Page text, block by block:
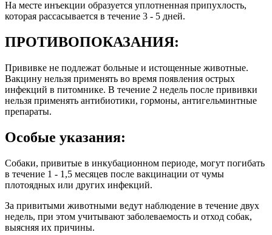
На месте инъекции образуется уплотненная припухлость,
которая рассасывается в течение 3 - 5 дней.
ПРОТИВОПОКАЗАНИЯ:
Прививке не подлежат больные и истощенные животные.
Вакцину нельзя применять во время появления острых
инфекций в питомнике. В течение 2 недель после прививки
нельзя применять антибиотики, гормоны, антигельминтные
препараты.
Особые указания:
Собаки, привитые в инкубационном периоде, могут погибать
в течение 1 - 1,5 месяцев после вакцинации от чумы
плотоядных или других инфекций.
За привитыми животными ведут наблюдение в течение двух
недель, при этом учитывают заболеваемость и отход собак,
выясняя их причины.